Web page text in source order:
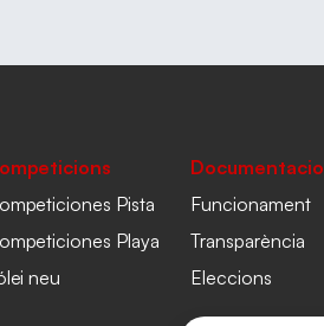
Pista
Playa
neu
Documentacio
Funcionament
Transparència
Eleccions